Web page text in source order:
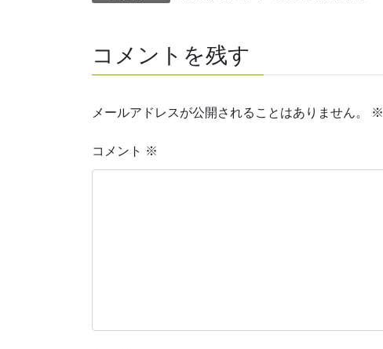
コメントを残す
メールアドレスが公開されることはありません。 ※
コメント ※